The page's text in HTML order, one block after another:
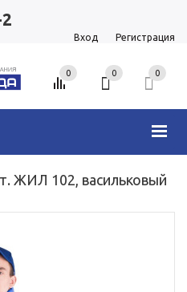
Вход Регистрация
0 0
0
ЖИЛ 102, васильковый